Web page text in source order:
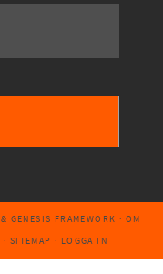
& GENESIS FRAMEWORK · OM
· SITEMAP · LOGGA IN